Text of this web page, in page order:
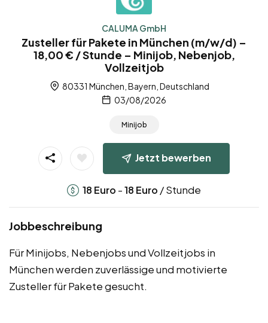
CALUMA GmbH
Zusteller für Pakete in München (m/w/d) –
18,00 € / Stunde – Minijob, Nebenjob,
Vollzeitjob
80331 München, Bayern, Deutschland
03/08/2026
Minijob
Jetzt bewerben
18 Euro -18 Euro / Stunde
Jobbeschreibung
Für Minijobs, Nebenjobs und Vollzeitjobs in
München werden zuverlässige und motivierte
Zusteller für Pakete gesucht.